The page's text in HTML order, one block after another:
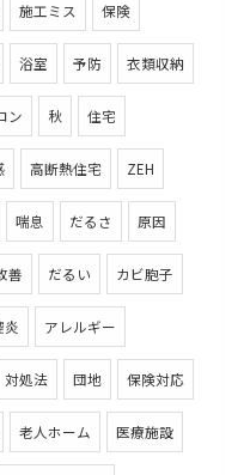
施工ミス 保険
浴室 予防 衣類収納
ン 秋 住宅
高断熱住宅 ZEH
喘息 だるさ 原因
善 だるい カビ胞子
炎 アレルギー
対処法 団地 保険対応
老人ホーム 医療施設